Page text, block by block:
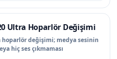
Ultra Hoparlör Değişimi
hoparlör değişimi; medya sesinin
hiç ses çıkmaması